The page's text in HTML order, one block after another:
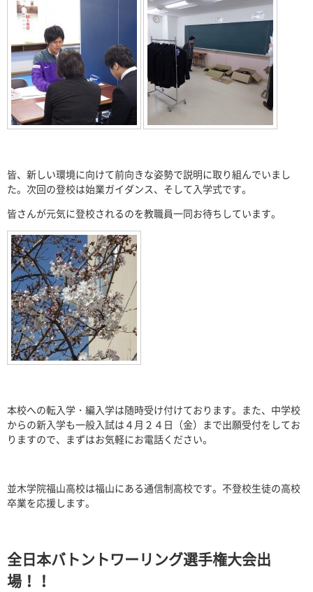
皆、新しい環境に向けて前向きな姿勢で説明に取り組んでいまし
た。次回の登校は始業ガイダンス、そして入学式です。
皆さんが元気に登校されるのを教職員一同お待ちしています。
本校への転入学・編入学は随時受け付けております。また、中学校
からの新入学も一般入試は４月２４日（金）まで出願受付をしてお
りますので、まずはお気軽にお電話ください。
並木学院福山高校は福山にある通信制高校です。不登校生徒の高校
卒業を応援します。
全日本バトントワーリング選手権大会出
場！！